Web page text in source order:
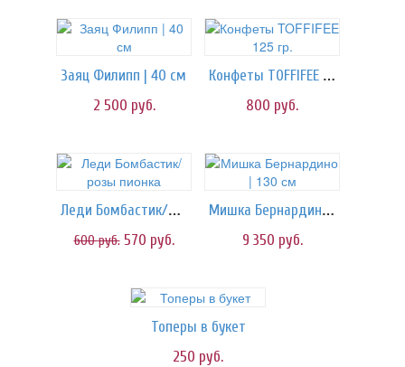
Заяц Филипп | 40 см
2 500 руб.
Конфеты TOFFIFEE 125 гр.
800 руб.
Леди Бомбастик/розы пионка
600руб. 570 руб.
Мишка Бернардино | 130 см
9 350 руб.
Топеры в букет
250 руб.